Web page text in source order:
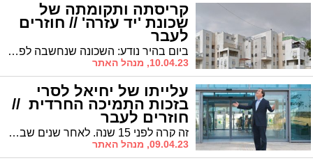
קריסתה ותקומתה של
שכונת 'יד עזרה' // חוזרים
לעבר
ביום בהיר נודע: השכונה שנחשבה לפסגת ההתיישבות החרדית בעיר – קרסה, והרוכשים המבוהלים הסתערו על השלדים ופרצו אל הדירות * אך הסוף דווקא היה טוב // "חוזרים לעבר", פרוייקט מיוחד לחוה"מ פסח תשפ"ג * פרק 4
10.04.23, מנהל האתר
עלייתו של יחיאל לסרי
בזכות התמיכה החרדית //
חוזרים לעבר
זה קרה לפני 15 שנה. לאחר שנים שבהן שלט בעיר אינג' צבי צילקר ז"ל, ראש העיר לסרי הדיח את ראש העיר הוותיק וכבש את מקומו * הדבר התרחש בזכות תמיכתו של הציבור החרדי, ומאז לסרי והחרדים צועדים יד ביד // "חוזרים לעבר", פרויקט מיוחד לחוהמ"פ תשפ"ג – פרק 3
09.04.23, מנהל האתר